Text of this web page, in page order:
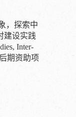
，探索中
建设实践
Inter-
期资助项